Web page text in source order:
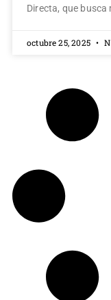
Directa, que busca
octubre 25, 2025